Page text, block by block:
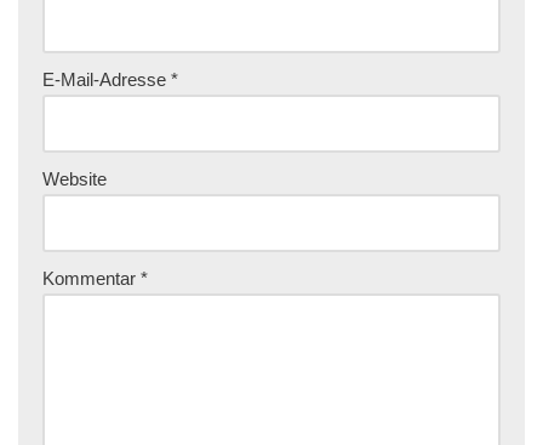
E-Mail-Adresse *
Website
Kommentar *